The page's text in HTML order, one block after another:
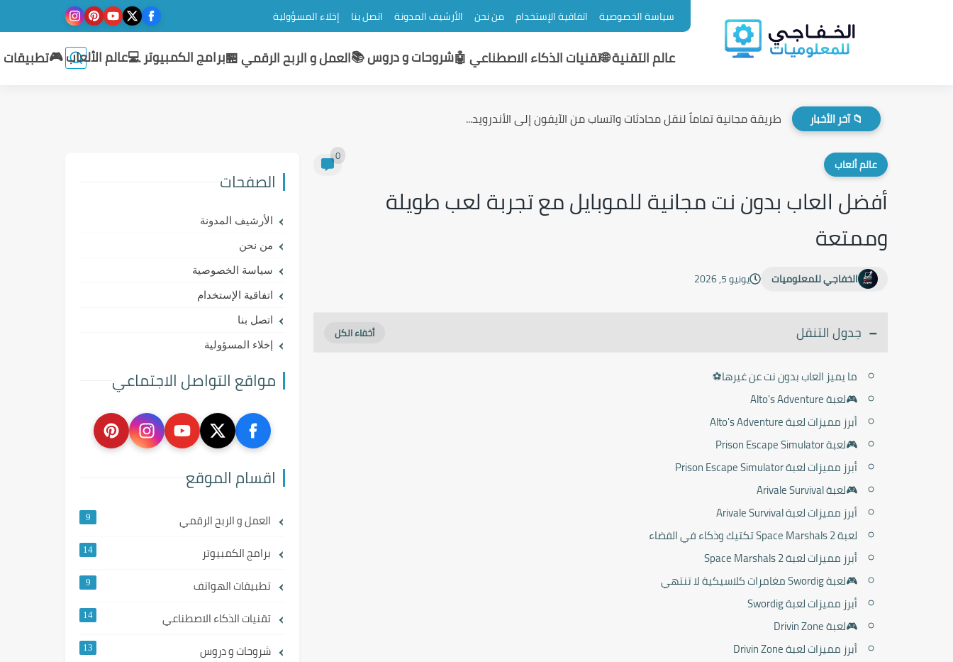
سياسة الخصوصية اتفاقية الإستخدام من نحن الأرشيف المدونة اتصل بنا إخلاء المسؤولية
عالم التقنية 🌐تقنيات الذكاء الاصطناعي 🤖شروحات و دروس 📚العمل و الربح الرقمي 🏪برامج الكمبيوتر 💻عالم الألعاب 🎮
📁 آخر الأخبار طريقة مجانية تماماً لنقل محادثات واتساب من الآيفون إلى الأندرويد...
عالم ألعاب 0
أفضل العاب بدون نت مجانية للموبايل مع تجربة لعب طويلة
وممتعة
الخفاجي للمعلوميات يونيو 5, 2026
جدول التنقل
ما يميز العاب بدون نت عن غيرها⚽
🎮لعبة Alto's Adventure
أبرز مميزات لعبة Alto's Adventure
🎮لعبة Prison Escape Simulator
أبرز مميزات لعبة Prison Escape Simulator
🎮لعبة Arivale Survival
أبرز مميزات لعبة Arivale Survival
لعبة Space Marshals 2 تكتيك وذكاء في الفضاء
أبرز مميزات لعبة Space Marshals 2
🎮لعبة Swordig مغامرات كلاسيكية لا تنتهي
أبرز مميزات لعبة Swordig
🎮لعبة Drivin Zone
أبرز مميزات لعبة Drivin Zone
الصفحات
الأرشيف المدونة
من نحن
سياسة الخصوصية
اتفاقية الإستخدام
اتصل بنا
إخلاء المسؤولية
مواقع التواصل الاجتماعي
اقسام الموقع
العمل و الربح الرقمي 9
برامج الكمبيوتر 14
تطبيقات الهواتف 9
تقنيات الذكاء الاصطناعي 14
شروحات و دروس 13